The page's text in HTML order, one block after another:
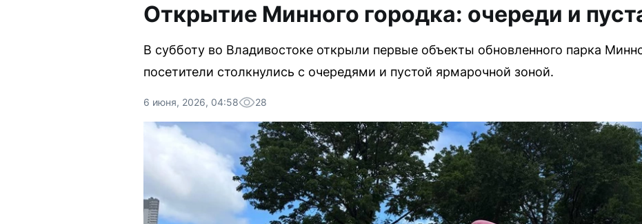
Открытие Минного городка: очереди и
В субботу во Владивостоке открыли первые объекты обновленного парка
посетители столкнулись с очередями и пустой ярмарочной зоной.
6 июня, 2026, 04:58 28